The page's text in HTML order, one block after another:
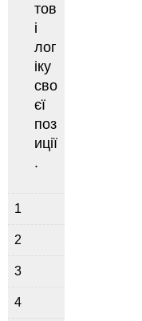
тов
і
лог
іку
сво
єї
поз
иції
.
1
2
3
4